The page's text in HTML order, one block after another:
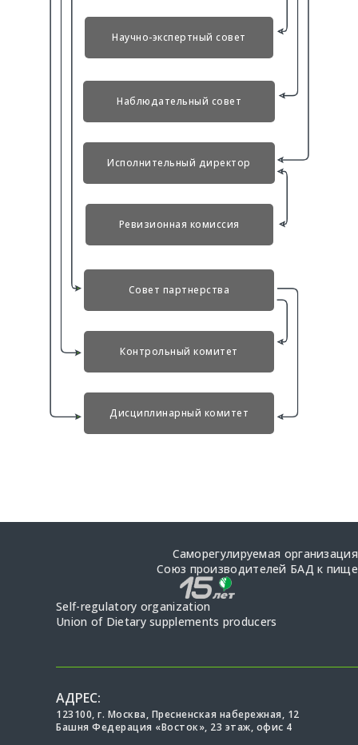
Научно-экспертный совет
Наблюдательный совет
Исполнительный директор
Ревизионная комиссия
Совет партнерства
Контрольный комитет
Дисциплинарный комитет
Саморегулируемая организация
Союз производителей БАД к пище
Self-regulatory organization
Union of Dietary supplements producers
АДРЕС:
123100, г. Москва, Пресненская набережная, 12
Башня Федерация «Восток», 23 этаж, офис 4